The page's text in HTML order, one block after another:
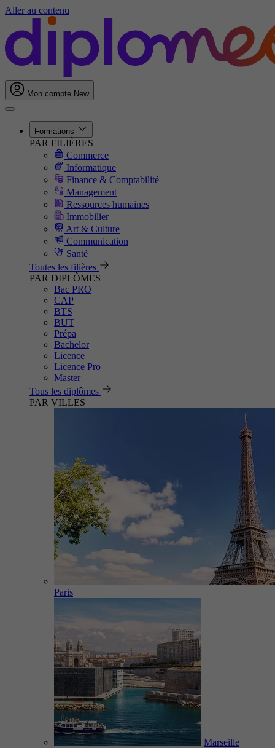
Aller au contenu
Mon compte New
Formations
PAR FILIÈRES
Commerce
Informatique
Finance & Comptabilité
Management
Ressources humaines
Immobilier
Art & Culture
Communication
Santé
Toutes les filières
PAR DIPLÔMES
Bac PRO
CAP
BTS
BUT
Prépa
Bachelor
Licence
Licence Pro
Master
Tous les diplômes
PAR VILLES
Paris
Marseille